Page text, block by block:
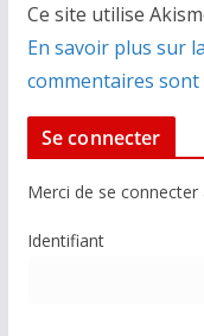
Ce site utilise
En savoir plus sur
commentaires
Se connecter
Merci de se connecter
Identifiant